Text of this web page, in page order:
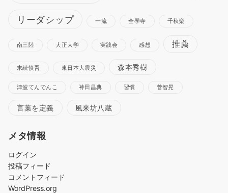
リーダシップ 一流 全學寺 千秋楽
南三陸 大正大学 実践会 感想 推薦
末続慎吾 東日本大震災 森本秀樹
津波てんでんこ 神田昌典 習慣 菅智晃
言葉を定義 風来坊八蔵
メタ情報
ログイン
投稿フィード
コメントフィード
WordPress.org